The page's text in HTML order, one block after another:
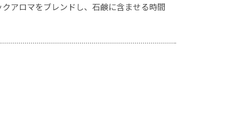
アロマをブレンドし、石鹸に含ませる時間